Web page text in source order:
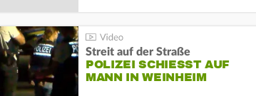
Streit auf der Straße
POLIZEI SCHIESST AUF M
ANN IN WEINHEIM